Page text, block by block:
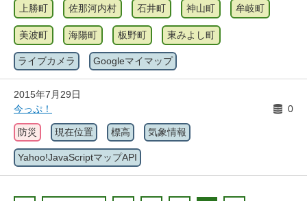
上勝町 佐那河内村 石井町 神山町 牟岐町
美波町 海陽町 板野町 東みよし町
ライブカメラ Googleマイマップ
2015年7月29日
今っぷ！
0
防災 現在位置 標高 気象情報
Yahoo!JavaScriptマップAPI